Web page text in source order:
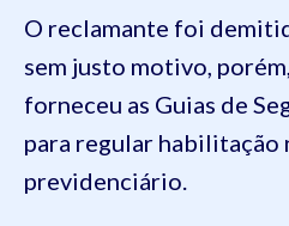
O reclamante foi
sem justo motivo,
forneceu as Guias de
para regular habilitação
previdenciário.